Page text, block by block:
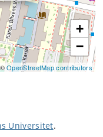
+
−
©OpenStreetMap contributors
Universitet.